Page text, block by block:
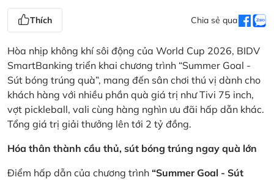
Thích Chia sẻ qua
Hòa nhịp không khí sôi động của World Cup 2026, BIDV
SmartBanking triển khai chương trình “Summer Goal -
Sút bóng trúng quà”, mang đến sân chơi thú vị dành cho
khách hàng với nhiều phần quà giá trị như Tivi 75 inch,
vợt pickleball, vali cùng hàng nghìn ưu đãi hấp dẫn khác.
Tổng giá trị giải thưởng lên tới 2 tỷ đồng.
Hóa thân thành cầu thủ, sút bóng trúng ngay quà lớn
Điểm hấp dẫn của chương trình “Summer Goal - Sút